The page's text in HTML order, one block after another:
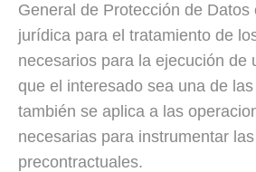
General de Protección de Datos
jurídica para el tratamiento de
necesarios para la ejecución de
que el interesado sea una de
también se aplica a las
necesarias para instrumentar
precontractuales.